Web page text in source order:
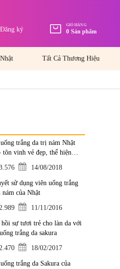
Đăng ký
GIỎ HÀNG
0 Sản phẩm
Tất Cả Thương Hiệu
trắng da trị nám Nhật
tôn vinh vẻ đẹp, thể hiện
14/08/2018
sử dụng viên uống trắng
nám của Nhật
11/11/2016
hồi sự tươi trẻ cho làn da với
trắng da sakura
18/02/2017
trắng da Sakura của